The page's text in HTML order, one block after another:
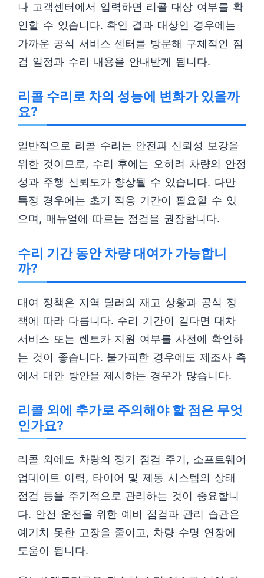
나 고객센터에서 입력하면 리콜 대상 여부를 확
인할 수 있습니다. 확인 결과 대상인 경우에는
가까운 공식 서비스 센터를 방문해 구체적인 점
검 일정과 수리 내용을 안내받게 됩니다.
리콜 수리로 차의 성능에 변화가 있을까
요?
일반적으로 리콜 수리는 안전과 신뢰성 보강을
위한 것이므로, 수리 후에는 오히려 차량의 안정
성과 주행 신뢰도가 향상될 수 있습니다. 다만
특정 경우에는 초기 적응 기간이 필요할 수 있
으며, 매뉴얼에 따르는 점검을 권장합니다.
수리 기간 동안 차량 대여가 가능합니
까?
대여 정책은 지역 딜러의 재고 상황과 공식 정
책에 따라 다릅니다. 수리 기간이 길다면 대차
서비스 또는 렌트카 지원 여부를 사전에 확인하
는 것이 좋습니다. 불가피한 경우에도 제조사 측
에서 대안 방안을 제시하는 경우가 많습니다.
리콜 외에 추가로 주의해야 할 점은 무엇
인가요?
리콜 외에도 차량의 정기 점검 주기, 소프트웨어
업데이트 이력, 타이어 및 제동 시스템의 상태
점검 등을 주기적으로 관리하는 것이 중요합니
다. 안전 운전을 위한 예비 점검과 관리 습관은
예기치 못한 고장을 줄이고, 차량 수명 연장에
도움이 됩니다.